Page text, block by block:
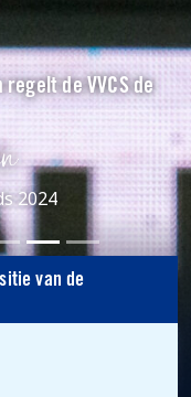
de VVCS de
2024
van de